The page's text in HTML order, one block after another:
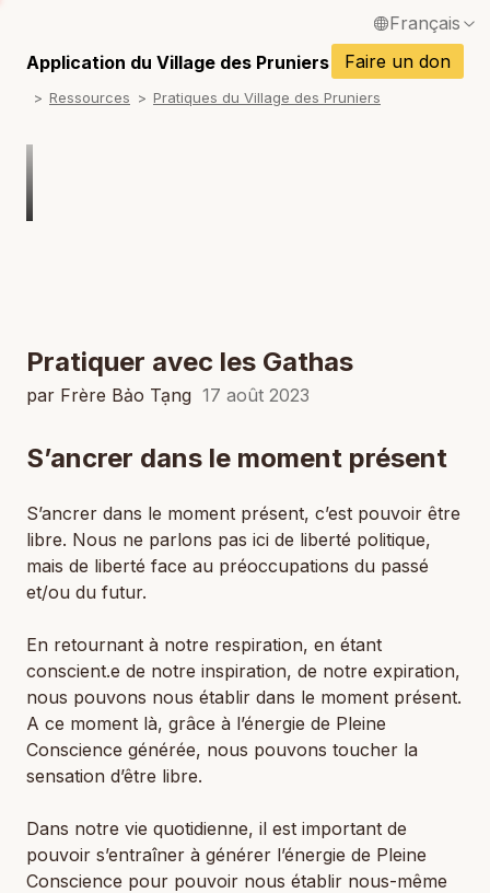
Français
English / Anglais
Español / Espagnol
Application du Village des Pruniers Faire un don
Ressources Pratiques du Village des Pruniers
Pratiquer avec les Gathas
par Frère Bảo Tạng 17 août 2023
S’ancrer dans le moment présent
S’ancrer dans le moment présent, c’est pouvoir être
libre. Nous ne parlons pas ici de liberté politique,
mais de liberté face au préoccupations du passé
et/ou du futur.
En retournant à notre respiration, en étant
conscient.e de notre inspiration, de notre expiration,
nous pouvons nous établir dans le moment présent.
A ce moment là, grâce à l’énergie de Pleine
Conscience générée, nous pouvons toucher la
sensation d’être libre.
Dans notre vie quotidienne, il est important de
pouvoir s’entraîner à générer l’énergie de Pleine
Conscience pour pouvoir nous établir nous-même